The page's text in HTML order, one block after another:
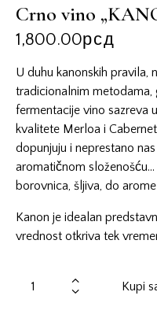
Crno vino
1,800.00рсд
U duhu kanonskih pravila,
tradicionalnim metodama,
fermentacije vino sazreva
kvalitete Merloa i
dopunjuju i neprestano
aromatičnom
borovnica, šljiva, do
Kanon je idealan
vrednost otkriva tek
Kupi